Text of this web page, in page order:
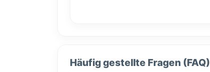
Häufig gestellte Fragen (FAQ)